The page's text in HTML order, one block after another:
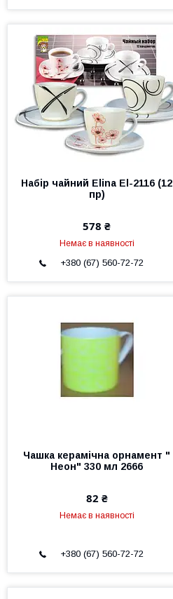
Набір чайний Elina El-2116 (12
пр)
578 ₴
Немає в наявності
+380 (67) 560-72-72
Чашка керамічна орнамент "
Неон" 330 мл 2666
82 ₴
Немає в наявності
+380 (67) 560-72-72